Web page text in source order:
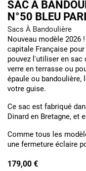
SAC À
N°50 BLEU
Sacs À Bandoulière
Nouveau modèle 2026
capitale Française
pouvez l'utiliser en sac
verre en terrasse ou
épaule ou
votre guise.
Ce sac est fabriqué
Dinard en Bretagne, et
Comme tous les
une fermeture éclaire
179,00 €